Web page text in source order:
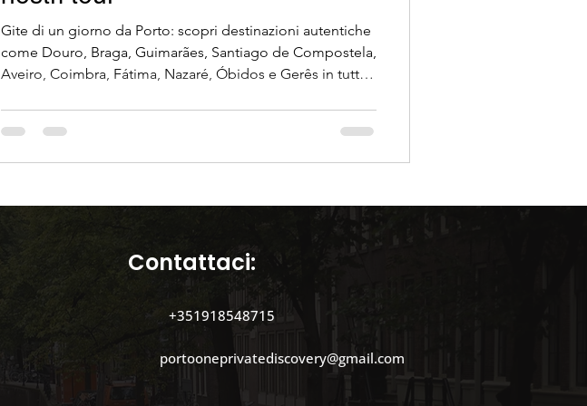
Trasporto pubblico a Porto
Trasferimenti privati
Gite di un giorno da Porto: scopri destinazioni autentiche
come Douro, Braga, Guimarães, Santiago de Compostela,
Aveiro, Coimbra, Fátima, Nazaré, Óbidos e Gerês in tutta
Contattaci:
+351918548715
portooneprivatediscovery@gmail.com